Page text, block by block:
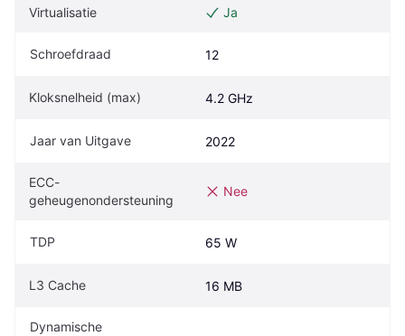
Virtualisatie Ja
Schroefdraad 12
Kloksnelheid (max) 4.2 GHz
Jaar van Uitgave 2022
ECC-
geheugenondersteuning
Nee
TDP 65 W
L3 Cache 16 MB
Dynamische